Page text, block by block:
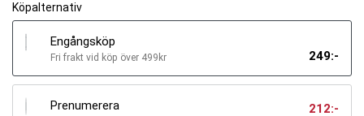
Köpalternativ
Engångsköp
Fri frakt vid köp över 499kr 249:-
Prenumerera 212:-